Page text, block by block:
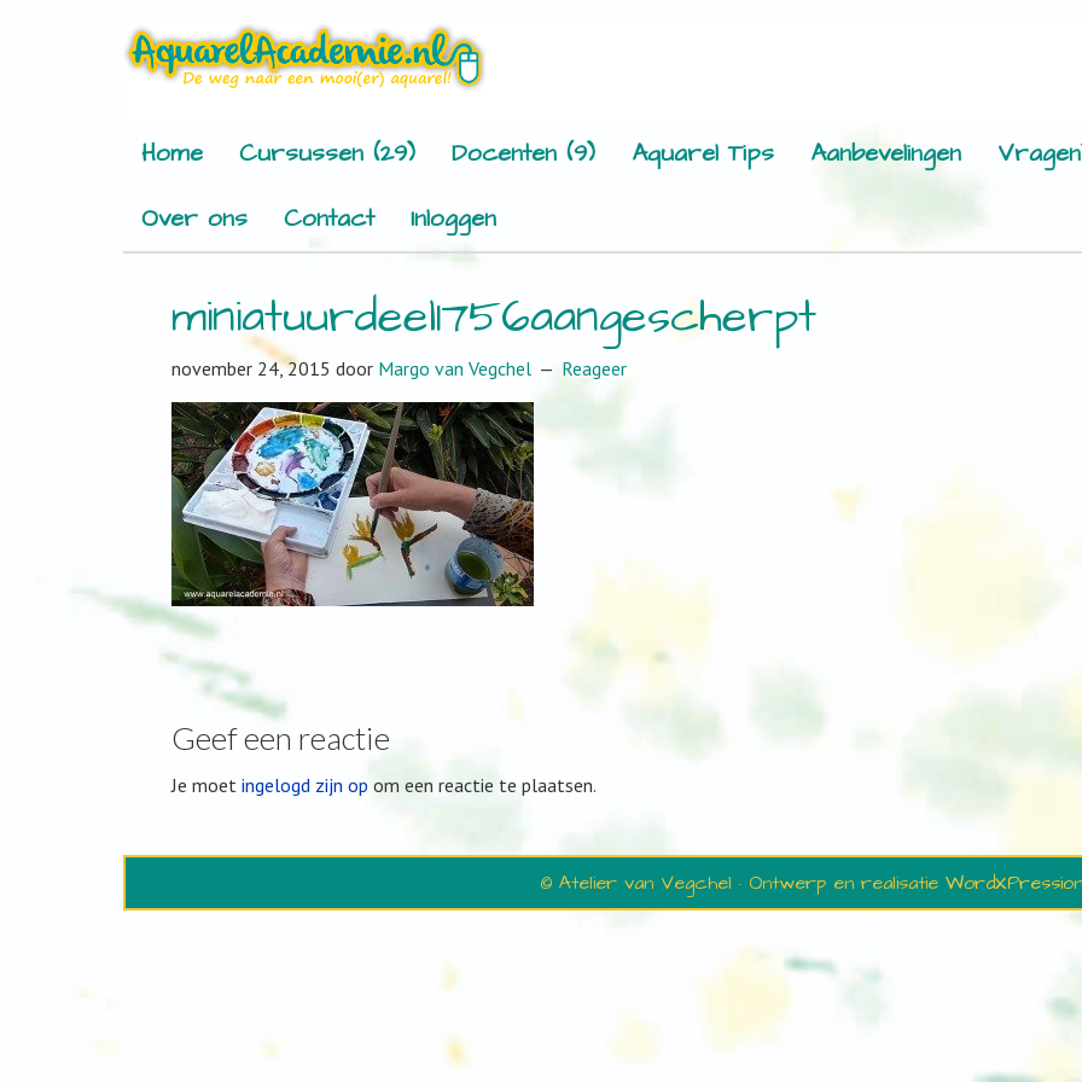
Home Cursussen (29) Docenten (9) Aquarel Tips Aanbevelingen
Over ons
Contact Inloggen
miniatuurdeel1756aangescherpt
november 24, 2015 door Margo van Vegchel Reageer
Geef een reactie
Je moet ingelogd zijn op om een reactie te plaatsen.
© Atelier van Vegchel · Ontwerp en realisatie WordXPression